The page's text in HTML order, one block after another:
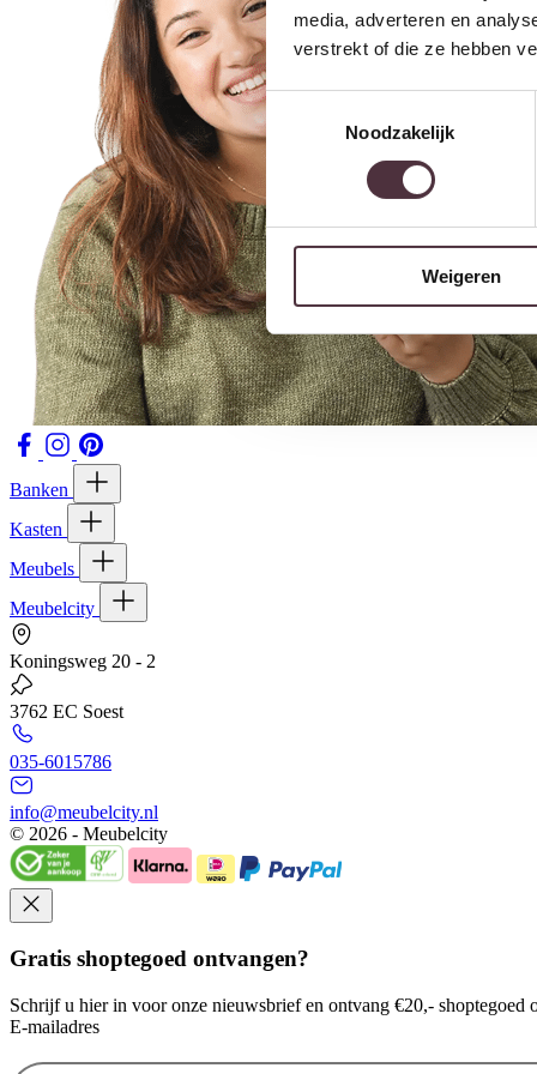
media, adverteren en
verstrekt of die ze hebben
Toestemmingsselectie
Noodzakelijk
Weigeren
Banken
Kasten
Meubels
Meubelcity
Koningsweg 20 - 2
3762 EC Soest
035-6015786
info@meubelcity.nl
© 2026 - Meubelcity
Gratis shoptegoed ontvangen?
Schrijf u hier in voor onze nieuwsbrief en ontvang €20,-
E-mailadres